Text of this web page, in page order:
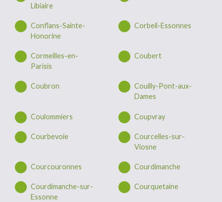
Libiaire
Conflans-Sainte-
Honorine
Corbeil-Essonnes
Cormeilles-en-
Parisis
Coubert
Coubron
Couilly-Pont-aux-
Dames
Coulommiers Coupvray
Courbevoie
Courcelles-sur-
Viosne
Courcouronnes Courdimanche
Courdimanche-sur-
Essonne
Courquetaine